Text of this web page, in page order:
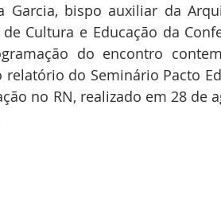
Garcia, bispo auxiliar da
Cultura e Educação da
do encontro
do Seminário Pacto
no RN, realizado em 28 de